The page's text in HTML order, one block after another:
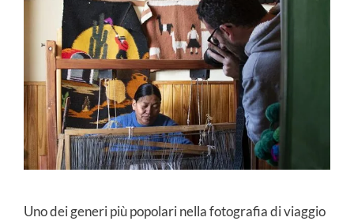
Uno dei generi più popolari nella fotografia di viaggio